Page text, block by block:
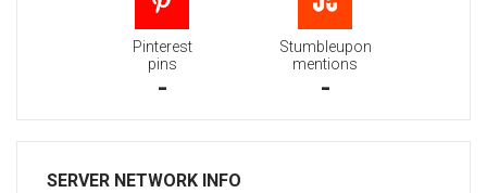
Pinterest
pins
-
Stumbleupon
mentions
-
SERVER NETWORK INFO